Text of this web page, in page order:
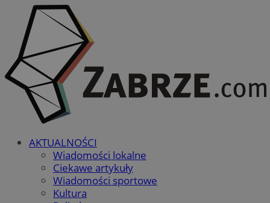
AKTUALNOŚCI
Wiadomości lokalne
Ciekawe artykuły
Wiadomości sportowe
Kultura